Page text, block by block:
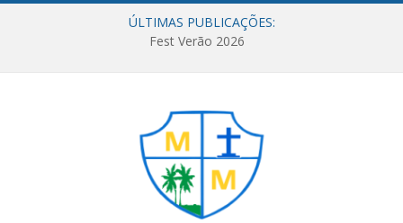
ÚLTIMAS PUBLICAÇÕES:
Fest Verão 2026